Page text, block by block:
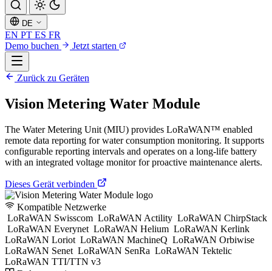
DE
EN PT ES FR
Demo buchen
Jetzt starten
Zurück zu Geräten
Vision Metering Water Module
The Water Metering Unit (MIU) provides LoRaWAN™ enabled
remote data reporting for water consumption monitoring. It supports
configurable reporting intervals and operates on a long-life battery
with an integrated voltage monitor for proactive maintenance alerts.
Dieses Gerät verbinden
Kompatible Netzwerke
LoRaWAN Swisscom LoRaWAN Actility LoRaWAN ChirpStack
LoRaWAN Everynet LoRaWAN Helium LoRaWAN Kerlink
LoRaWAN Loriot LoRaWAN MachineQ LoRaWAN Orbiwise
LoRaWAN Senet LoRaWAN SenRa LoRaWAN Tektelic
LoRaWAN TTI/TTN v3